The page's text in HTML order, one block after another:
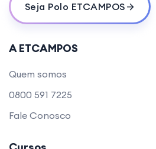
Seja Polo ETCAMPOS
A ETCAMPOS
Quem somos
0800 591 7225
Fale Conosco